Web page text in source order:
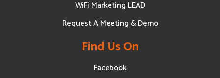
WiFi Marketing LEAD
Request A Meeting & Demo
Find Us On
Facebook